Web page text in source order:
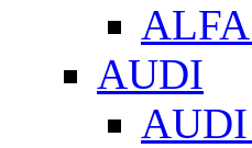
AUDI